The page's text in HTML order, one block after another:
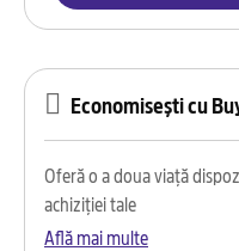
Economisești cu
Oferă o a doua viață
achiziției tale
Află mai multe